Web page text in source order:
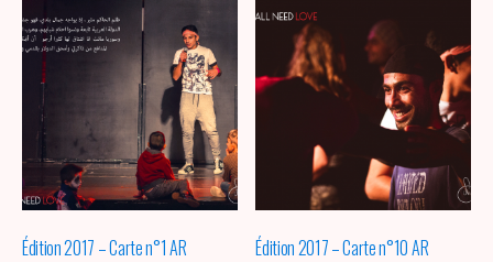
Édition 2017 – Carte n°1 AR Édition 2017 – Carte n°10 AR